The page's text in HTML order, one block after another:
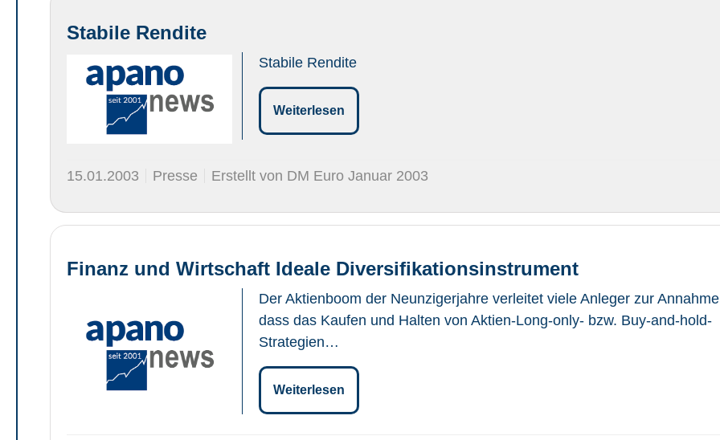
Stabile Rendite
Stabile Rendite
Weiterlesen
15.01.2003 Presse Erstellt von DM Euro Januar 2003
Finanz und Wirtschaft Ideale Diversifikationsinstrument
Der Aktienboom der Neunzigerjahre verleitet viele Anleger zur
dass das Kaufen und Halten von Aktien-Long-only- bzw. Buy-and-hold-
Strategien…
Weiterlesen